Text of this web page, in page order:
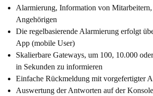
Alarmierung, Information von
Angehörigen
Die regelbasierende Alarmierung erfolgt
App (mobile User)
Skalierbare Gateways, um 100, 10.000
in Sekunden zu informieren
Einfache Rückmeldung mit vorgefertigter
Auswertung der Antworten auf der Konsole